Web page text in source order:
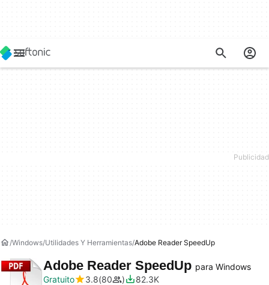
Windows Utilidades Y Herramientas Adobe Reader SpeedUp
Adobe Reader SpeedUp para Windows
Gratuito
3.8 80
82.3K